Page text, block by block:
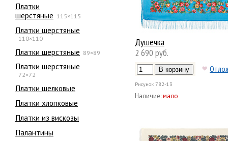
Платки
шерстяные 115×115
Платки шерстяные
110×110
Платки шерстяные 89×89
Платки шерстяные
72×72
Платки шелковые
Платки хлопковые
Платки из вискозы
Палантины
Душечка
2 690 руб.
Рисунок 782-13
Наличие:мало